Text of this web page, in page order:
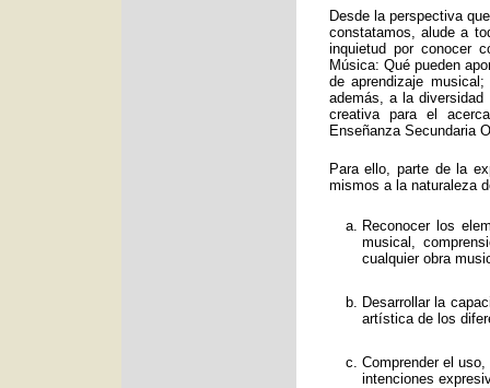
Desde la perspectiva
constatamos, alude a
inquietud por conocer
Música: Qué pueden
de aprendizaje
además, a la
creativa para el
Enseñanza Secundaria
Para ello, parte de la
mismos a la naturaleza
Reconocer los
musical,
cualquier obra
Desarrollar la
artística de los
Comprender el
intenciones